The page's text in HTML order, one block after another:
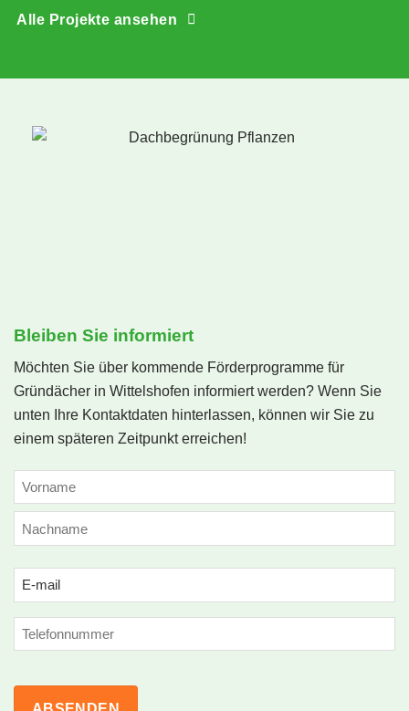
Alle Projekte ansehen
Bleiben Sie informiert
Möchten Sie über kommende Förderprogramme für
Gründächer in Wittelshofen informiert werden? Wenn Sie
unten Ihre Kontaktdaten hinterlassen, können wir Sie zu
einem späteren Zeitpunkt erreichen!
NAME
(ERFORDERLICH)
Email
(erforderlich)
Phone